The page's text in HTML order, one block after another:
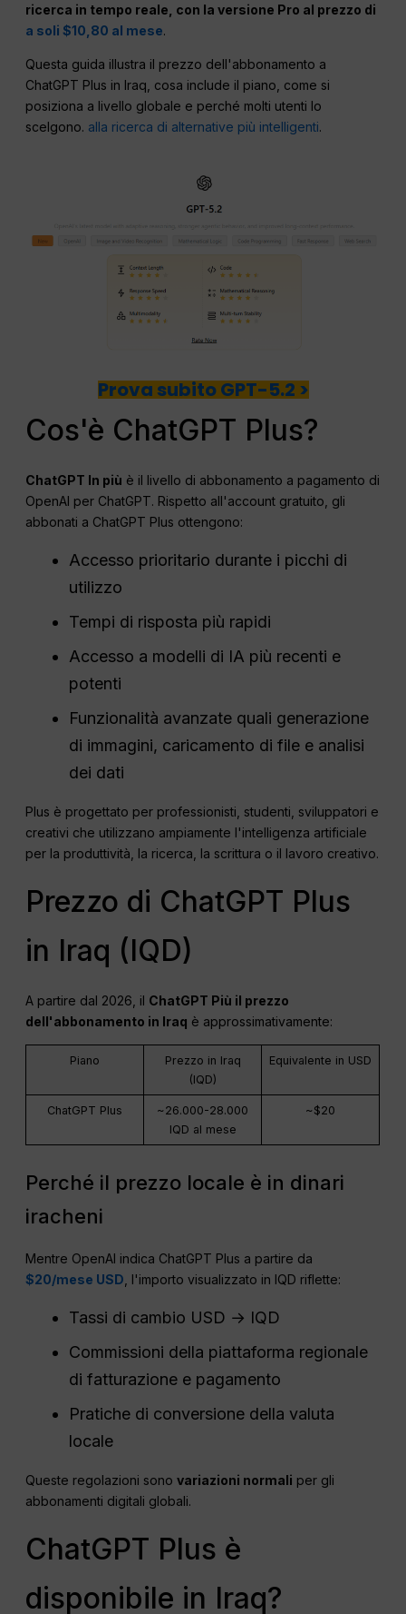
ricerca in tempo reale, con la versione Pro al prezzo di
a soli $10,80 al mese.
Questa guida illustra il prezzo dell'abbonamento a
ChatGPT Plus in Iraq, cosa include il piano, come si
posiziona a livello globale e perché molti utenti lo
scelgono. alla ricerca di alternative più intelligenti.
Prova subito GPT-5.2 >
Cos'è ChatGPT Plus?
ChatGPT In più è il livello di abbonamento a pagamento di
OpenAI per ChatGPT. Rispetto all'account gratuito, gli
abbonati a ChatGPT Plus ottengono:
Accesso prioritario durante i picchi di
utilizzo
Tempi di risposta più rapidi
Accesso a modelli di IA più recenti e
potenti
Funzionalità avanzate quali generazione
di immagini, caricamento di file e analisi
dei dati
Plus è progettato per professionisti, studenti, sviluppatori e
creativi che utilizzano ampiamente l'intelligenza artificiale
per la produttività, la ricerca, la scrittura o il lavoro creativo.
Prezzo di ChatGPT Plus
in Iraq (IQD)
A partire dal 2026, il ChatGPT Più il prezzo
dell'abbonamento in Iraq è approssimativamente:
Piano
Prezzo in Iraq
(IQD)
Equivalente in USD
ChatGPT Plus
~26.000-28.000
IQD al mese
~$20
Perché il prezzo locale è in dinari
iracheni
Mentre OpenAI indica ChatGPT Plus a partire da
$20/mese USD , l'importo visualizzato in IQD riflette:
Tassi di cambio USD → IQD
Commissioni della piattaforma regionale
di fatturazione e pagamento
Pratiche di conversione della valuta
locale
Queste regolazioni sonovariazioni normali per gli
abbonamenti digitali globali.
ChatGPT Plus è
disponibile in Iraq?